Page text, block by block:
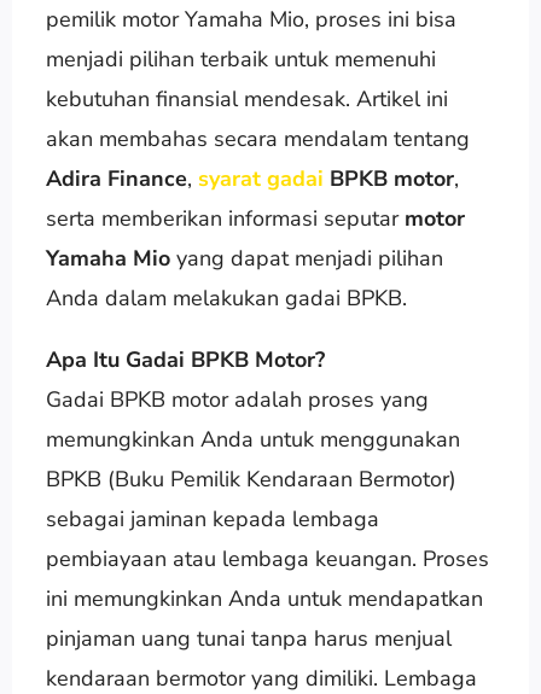
pemilik motor Yamaha Mio, proses ini bisa
menjadi pilihan terbaik untuk memenuhi
kebutuhan finansial mendesak. Artikel ini
akan membahas secara mendalam tentang
Adira Finance, syarat gadai BPKB motor,
serta memberikan informasi seputar motor
Yamaha Mioyang dapat menjadi pilihan
Anda dalam melakukan gadai BPKB.
Apa Itu Gadai BPKB Motor?
Gadai BPKB motor adalah proses yang
memungkinkan Anda untuk menggunakan
BPKB (Buku Pemilik Kendaraan Bermotor)
sebagai jaminan kepada lembaga
pembiayaan atau lembaga keuangan. Proses
ini memungkinkan Anda untuk mendapatkan
pinjaman uang tunai tanpa harus menjual
kendaraan bermotor yang dimiliki. Lembaga